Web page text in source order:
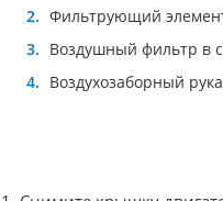
Фильтрующий
Воздушный фильтр в
Воздухозаборный